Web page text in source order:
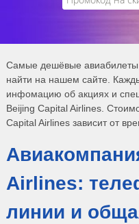
Самые дешёвые авиабилеты
найти на нашем сайте.
инфомацию об акциях и
Beijing Capital Airlines.
Capital Airlines зависит от
Airlines:
линии и